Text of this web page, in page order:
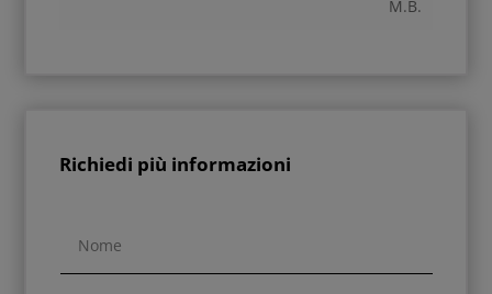
M.B.
Richiedi più informazioni